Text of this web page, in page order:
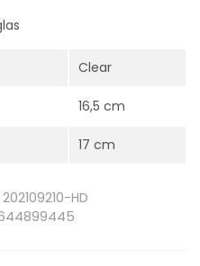
Clear
16,5 cm
17 cm
202109210-HD